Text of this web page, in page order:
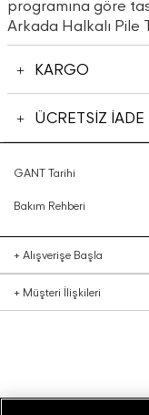
programına göre
Arkada Halkalı Pile
KARGO
ÜCRETSİZ İADE
GANT Tarihi
Bakım Rehberi
+ Alışverişe Başla
+ Müşteri İlişkileri